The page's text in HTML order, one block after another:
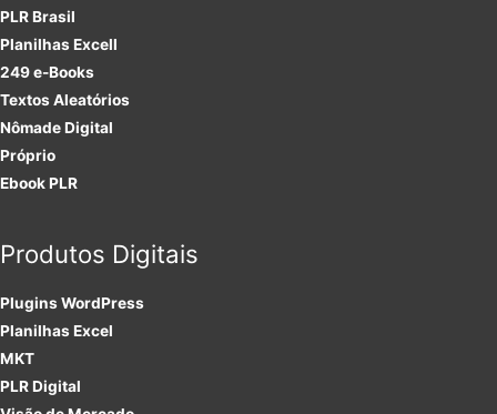
PLR Brasil
Planilhas Excell
249 e-Books
Textos Aleatórios
Nômade Digital
Próprio
Ebook PLR
Produtos Digitais
PluginsWordPress
Planilhas Excel
MKT
PLRDigital